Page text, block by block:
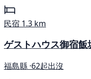
民宿 1.3 km
ゲストハウス御宿飯
福島縣 ·62起出沒